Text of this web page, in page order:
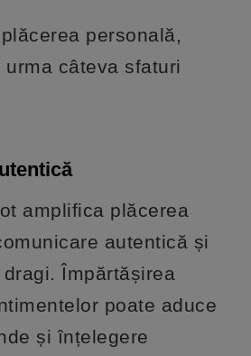
personală,
câteva sfaturi
amplifica plăcerea
autentică și
Împărtășirea
poate aduce
și înțelegere